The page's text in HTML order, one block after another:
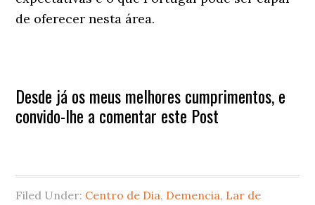
de oferecer nesta área.
Desde já os meus melhores cumprimentos, e
convido-lhe a comentar este Post
Filed Under: Centro de Dia, Demencia, Lar de